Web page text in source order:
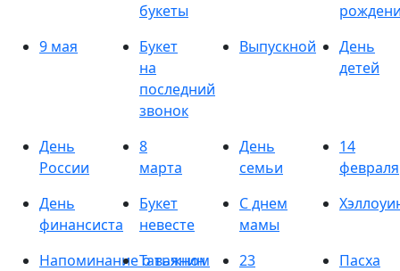
букеты
9 мая
Букет
на
последний
звонок
Выпускной
День
детей
День
России
8
марта
День
семьи
14
февраля
День
финансиста
Букет
невесте
С днем
мамы
Напоминание о важном
Татьянин
23
Пасха